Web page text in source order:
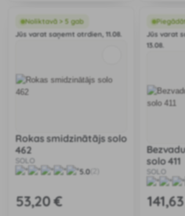
Noliktavā > 5 gab
Jūs varat saņemt otrdien, 11.08.
Rokas smidzinātājs solo
462
SOLO
5.0(2)
53,20 €
Jūs varat
13.08.
solo 411
SOLO
141